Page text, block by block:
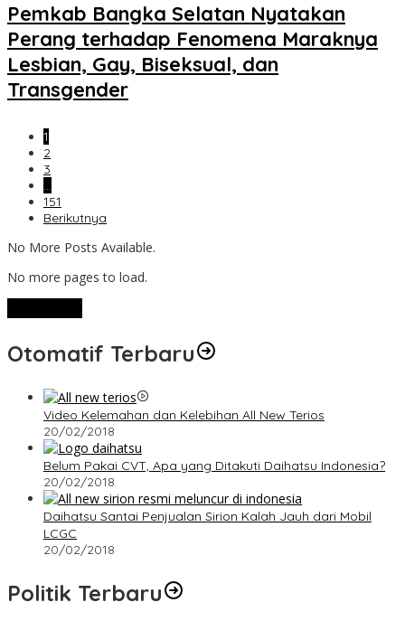
Pemkab Bangka Selatan Nyatakan
Perang terhadap Fenomena Maraknya
Lesbian, Gay, Biseksual, dan
Transgender
1
2
3
…
151
Berikutnya
No More Posts Available.
No more pages to load.
Otomatif Terbaru
Video Kelemahan dan Kelebihan All New Terios
20/02/2018
Belum Pakai CVT, Apa yang Ditakuti Daihatsu Indonesia?
20/02/2018
Daihatsu Santai Penjualan Sirion Kalah Jauh dari Mobil
LCGC
20/02/2018
Politik Terbaru